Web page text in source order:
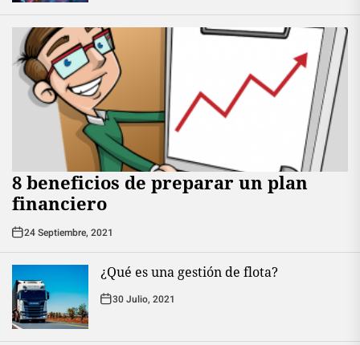
8 beneficios de preparar un plan
financiero
24 Septiembre, 2021
¿Qué es una gestión de flota?
30 Julio, 2021